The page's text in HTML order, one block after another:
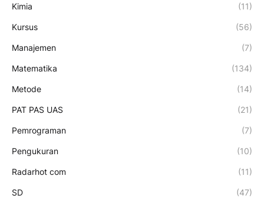
Kimia (11)
Kursus (56)
Manajemen (7)
Matematika (134)
Metode (14)
PAT PAS UAS (21)
Pemrograman (7)
Pengukuran (10)
Radarhot com (11)
SD (47)